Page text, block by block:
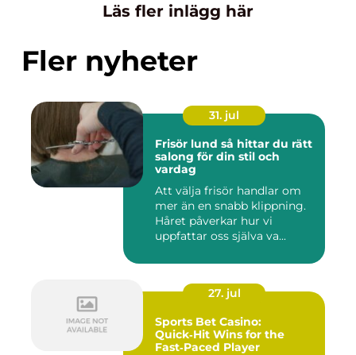
Läs fler inlägg här
Fler nyheter
31. jul
Frisör lund så hittar du rätt
salong för din stil och
vardag
Att välja frisör handlar om
mer än en snabb klippning.
Håret påverkar hur vi
uppfattar oss själva va...
27. jul
Sports Bet Casino:
Quick‑Hit Wins for the
Fast‑Paced Player